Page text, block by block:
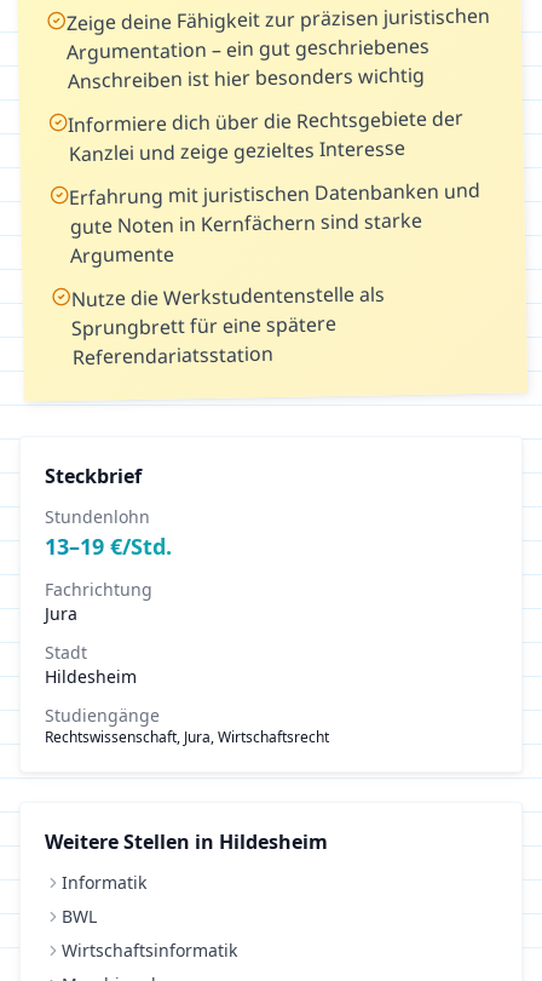
Zeige deine Fähigkeit zur präzisen juristischen
Argumentation – ein gut geschriebenes
Anschreiben ist hier besonders wichtig
Informiere dich über die Rechtsgebiete der
Kanzlei und zeige gezieltes Interesse
Erfahrung mit juristischen Datenbanken und
gute Noten in Kernfächern sind starke
Argumente
Nutze die Werkstudentenstelle als
Sprungbrett für eine spätere
Referendariatsstation
Steckbrief
Stundenlohn
13–19 €/Std.
Fachrichtung
Jura
Stadt
Hildesheim
Studiengänge
Rechtswissenschaft, Jura, Wirtschaftsrecht
Weitere Stellen in Hildesheim
Informatik
BWL
Wirtschaftsinformatik